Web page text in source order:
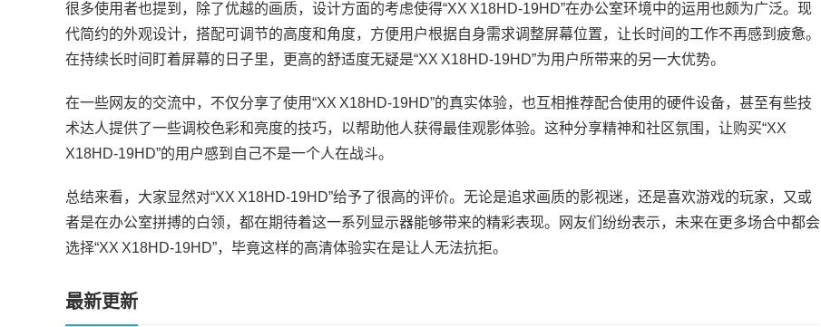
很多使用者也提到，除了优越的画质，设计方面的考虑使得“XX X18HD-19HD”在办公室环境中的运用也颇为广泛。现
代简约的外观设计，搭配可调节的高度和角度，方便用户根据自身需求调整屏幕位置，让长时间的工作不再感到疲惫。
在持续长时间盯着屏幕的日子里，更高的舒适度无疑是“XX X18HD-19HD”为用户所带来的另一大优势。
在一些网友的交流中，不仅分享了使用“XX X18HD-19HD”的真实体验，也互相推荐配合使用的硬件设备，甚至有些技
术达人提供了一些调校色彩和亮度的技巧，以帮助他人获得最佳观影体验。这种分享精神和社区氛围，让购买“XX
X18HD-19HD”的用户感到自己不是一个人在战斗。
总结来看，大家显然对“XX X18HD-19HD”给予了很高的评价。无论是追求画质的影视迷，还是喜欢游戏的玩家，又或
者是在办公室拼搏的白领，都在期待着这一系列显示器能够带来的精彩表现。网友们纷纷表示，未来在更多场合中都会
选择“XX X18HD-19HD”，毕竟这样的高清体验实在是让人无法抗拒。
最新更新